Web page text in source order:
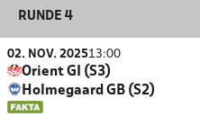
RUNDE 4
02. NOV. 202513:00
Orient GI (S3)
Holmegaard GB (S2)